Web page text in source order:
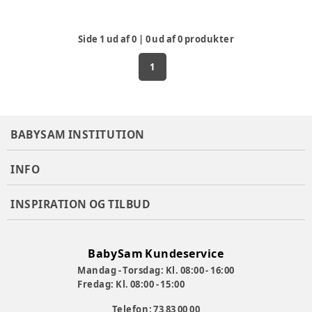
Side 1 ud af0 0ud af0 produkter
1
BABYSAM INSTITUTION
INFO
INSPIRATION OG TILBUD
BabySam Kundeservice
Mandag - Torsdag: Kl. 08:00 - 16:00
Fredag: Kl. 08:00 - 15:00